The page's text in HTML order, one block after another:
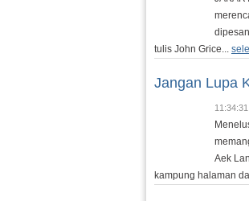
tulis John Grice...
Jangan Lupa
Aek
kampung halaman